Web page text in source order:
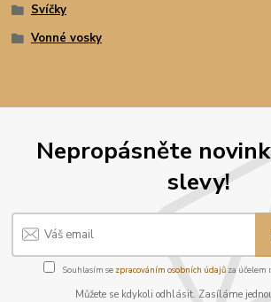
Svíčky
Vonné vosky
Nepropásněte
slevy!
Souhlasím se zpracováním osobních údajůza účelem
Můžete se kdykoli odhlásit. Zasíláme